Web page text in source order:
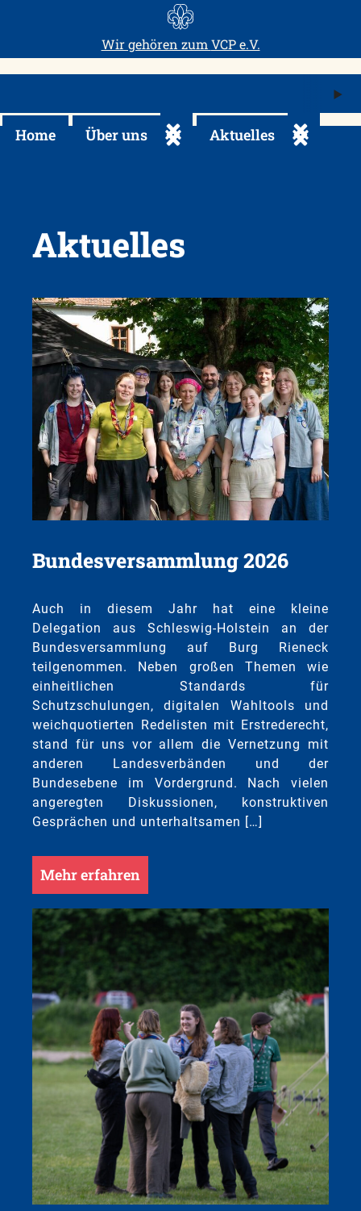
Wir gehören zum VCP e.V.
Home Über uns Untermenü ein-/ausklappen
Aktuelles
Aktuelles
Bundesversammlung 2026
Auch in diesem Jahr hat eine kleine
Delegation aus Schleswig-Holstein an der
Bundesversammlung auf Burg Rieneck
teilgenommen. Neben großen Themen wie
einheitlichen Standards für
Schutzschulungen, digitalen Wahltools und
weichquotierten Redelisten mit Erstrederecht,
stand für uns vor allem die Vernetzung mit
anderen Landesverbänden und der
Bundesebene im Vordergrund. Nach vielen
angeregten Diskussionen, konstruktiven
Gesprächen und unterhaltsamen […]
Mehr erfahren